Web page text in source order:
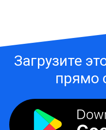
Загрузите
прямо